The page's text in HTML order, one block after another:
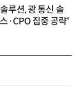
루션, 광 통신 솔
·CPO 집중 공략'